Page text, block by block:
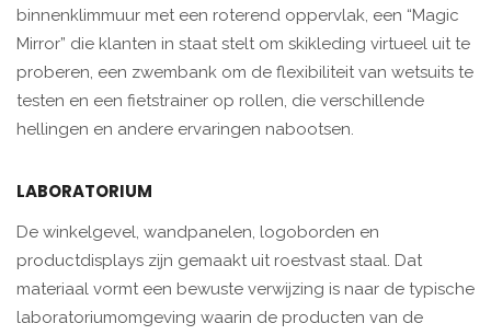
binnenklimmuur met een roterend oppervlak, een “Magic
Mirror” die klanten in staat stelt om skikleding virtueel uit te
proberen, een zwembank om de flexibiliteit van wetsuits te
testen en een fietstrainer op rollen, die verschillende
hellingen en andere ervaringen nabootsen.
LABORATORIUM
De winkelgevel, wandpanelen, logoborden en
productdisplays zijn gemaakt uit roestvast staal. Dat
materiaal vormt een bewuste verwijzing is naar de typische
laboratoriumomgeving waarin de producten van de